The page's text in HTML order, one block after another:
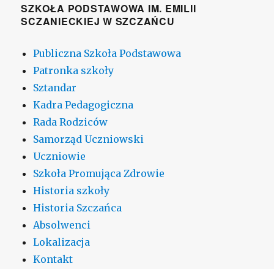
SZKOŁA PODSTAWOWA IM. EMILII
SCZANIECKIEJ W SZCZAŃCU
Publiczna Szkoła Podstawowa
Patronka szkoły
Sztandar
Kadra Pedagogiczna
Rada Rodziców
Samorząd Uczniowski
Uczniowie
Szkoła Promująca Zdrowie
Historia szkoły
Historia Szczańca
Absolwenci
Lokalizacja
Kontakt